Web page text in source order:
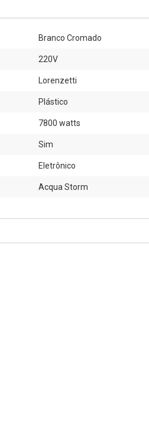
Branco Cromado
220V
Lorenzetti
Plástico
7800 watts
Sim
Eletrônico
Acqua Storm